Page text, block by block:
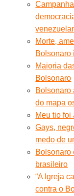
Morte,
Bolsonaro
Maioria
Bolsonaro
Bolsonaro
do mapa
Meu tio
Gays,
medo de
Bolsonaro
brasileiro
“A Igreja
contra o